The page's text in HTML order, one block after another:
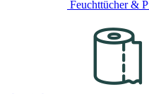
Feuchttücher &